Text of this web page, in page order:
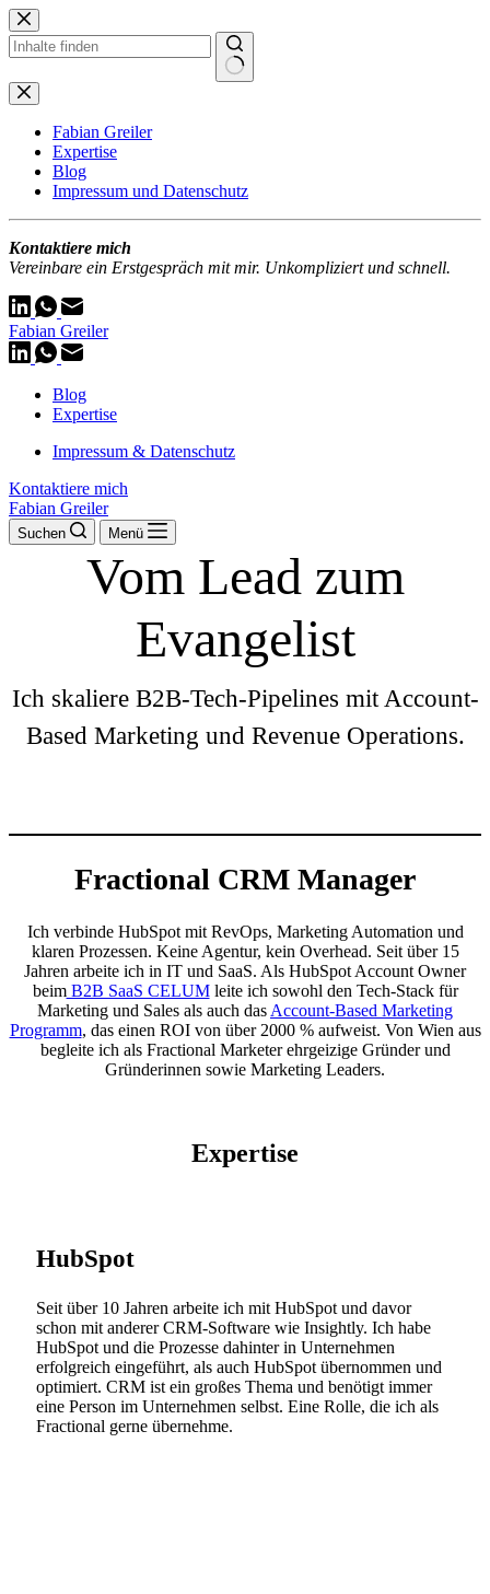
Zum
Inhalt
springen
Keine
Ergebnisse
Fabian Greiler
Expertise
Blog
Impressum und Datenschutz
Kontaktiere mich
Vereinbare ein Erstgespräch mit mir. Unkompliziert und schnell.
Fabian Greiler
Blog
Expertise
Impressum & Datenschutz
Kontaktiere mich
Fabian Greiler
Suchen Menü
Vom Lead zum
Evangelist
Ich skaliere B2B-Tech-Pipelines mit Account-
Based Marketing und Revenue Operations.
Fractional CRM Manager
Ich verbinde HubSpot mit RevOps, Marketing Automation und
klaren Prozessen. Keine Agentur, kein Overhead. Seit über 15
Jahren arbeite ich in IT und SaaS. Als HubSpot Account Owner
beimB2B SaaS CELUMleite ich sowohl den Tech-Stack für
Marketing und Sales als auch das Account-Based Marketing
Programm, das einen ROI von über 2000 % aufweist. Von Wien aus
begleite ich als Fractional Marketer ehrgeizige Gründer und
Gründerinnen sowie Marketing Leaders.
Expertise
HubSpot
Seit über 10 Jahren arbeite ich mit HubSpot und davor
schon mit anderer CRM-Software wie Insightly. Ich habe
HubSpot und die Prozesse dahinter in Unternehmen
erfolgreich eingeführt, als auch HubSpot übernommen und
optimiert. CRM ist ein großes Thema und benötigt immer
eine Person im Unternehmen selbst. Eine Rolle, die ich als
Fractional gerne übernehme.